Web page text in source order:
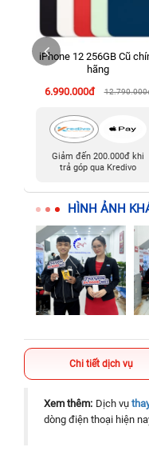
Tàu cũ)
198 Hoàng Văn Thụ,
iPhone 12 256GB Cũ
hãng
6.990.000đ
Giảm đến 200.000đ khi
trả góp qua Kredivo
HÌNH ẢNH
Chi tiết dịch vụ
Xem thêm: Dịch vụ
dòng điện thoại hiện